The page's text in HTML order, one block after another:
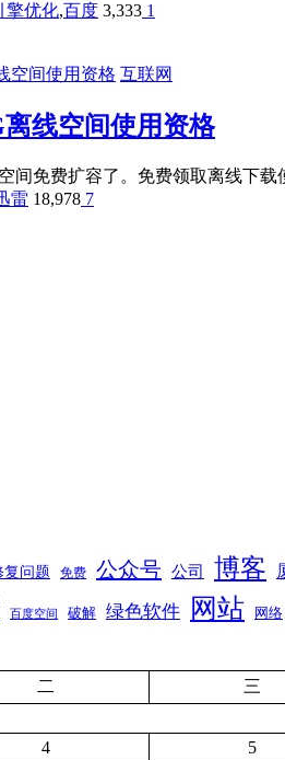
擎优化,百度 3,333 1
互联网
线空间使用资格
间免费扩容了。免费领取离线下载
雷 18,978 7
复问题 免费 公众号 公司 博客
百度空间 破解 绿色软件 网站 网络
二 三
4 5